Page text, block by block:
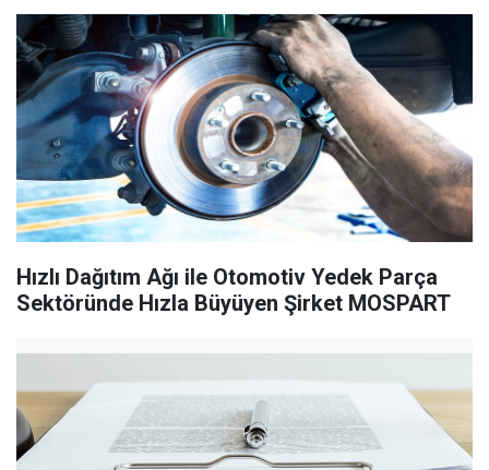
Hızlı Dağıtım Ağı ile Otomotiv Yedek Parça
Sektöründe Hızla Büyüyen Şirket MOSPART